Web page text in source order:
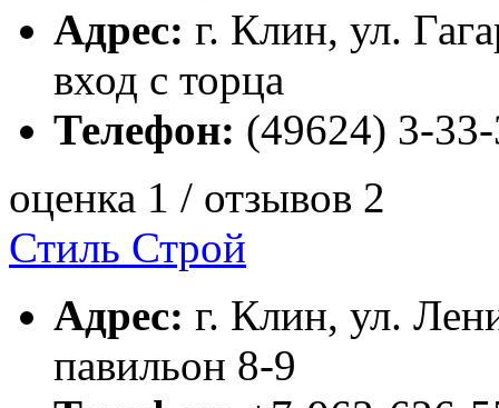
Адрес: г. Клин, ул.
вход с торца
Телефон: (49624) 3-
оценка 1 / отзывов 2
Стиль Строй
Адрес: г. Клин, ул.
павильон 8-9